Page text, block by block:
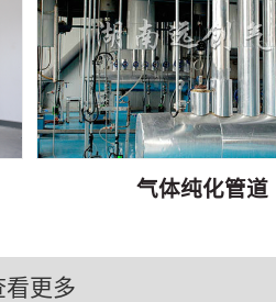
气体纯化管道
看更多